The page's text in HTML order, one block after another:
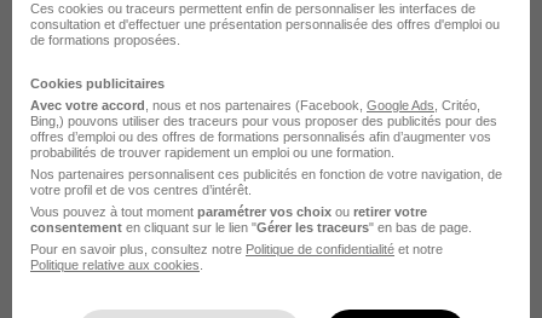
Chargé de Maintenance CVC H/F
Aéroports de la Côte d'Azur
Nice - 06 CDI 2 500 € / mois
Ces cookies ou traceurs permettent enfin de personnaliser les interfaces de
consultation et d'effectuer une présentation personnalisée des offres d'emploi ou
de formations proposées.
Cookies publicitaires
Avec votre accord , nous et nos partenaires (Facebook, Google Ads , Critéo,
Bing,) pouvons utiliser des traceurs pour vous proposer des publicités pour des
offres d’emploi ou des offres de formations personnalisés afin d’augmenter vos
probabilités de trouver rapidement un emploi ou une formation.
Nos partenaires personnalisent ces publicités en fonction de votre navigation, de
votre profil et de vos centres d’intérêt.
Vous pouvez à tout moment paramétrer vos choix ou retirer votre
consentement en cliquant sur le lien "Gérer les traceurs" en bas de page.
Pour en savoir plus, consultez notre Politique de confidentialité et notre
Politique relative aux cookies